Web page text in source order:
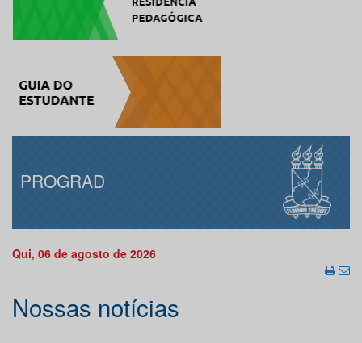
PROGRAD
Qui, 06 de agosto de 2026
Nossas notícias